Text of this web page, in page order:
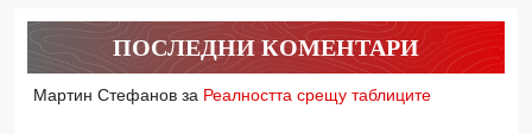
ПОСЛЕДНИ КОМЕНТАРИ
Мартин Стефанов за Реалността срещу таблиците